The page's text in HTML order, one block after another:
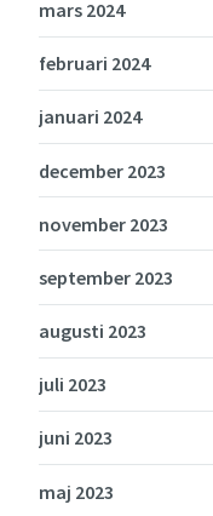
mars 2024
februari 2024
januari 2024
december 2023
november 2023
september 2023
augusti 2023
juli 2023
juni 2023
maj 2023